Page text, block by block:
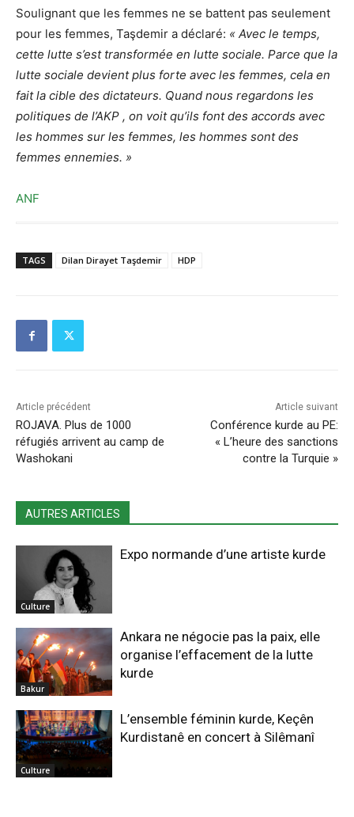
Soulignant que les femmes ne se battent pas seulement
pour les femmes, Taşdemir a déclaré: « Avec le temps,
cette lutte s’est transformée en lutte sociale. Parce que la
lutte sociale devient plus forte avec les femmes, cela en
fait la cible des dictateurs. Quand nous regardons les
politiques de l’AKP , on voit qu’ils font des accords avec
les hommes sur les femmes, les hommes sont des
femmes ennemies. »
ANF
TAGS Dilan Dirayet Taşdemir HDP
Article précédent
ROJAVA. Plus de 1000
réfugiés arrivent au camp de
Washokani
Article suivant
Conférence kurde au PE:
« L’heure des sanctions
contre la Turquie »
AUTRES ARTICLES
Culture
Expo normande d’une artiste kurde
Bakur
Ankara ne négocie pas la paix, elle
organise l’effacement de la lutte
kurde
Culture
L’ensemble féminin kurde, Keçên
Kurdistanê en concert à Silêmanî